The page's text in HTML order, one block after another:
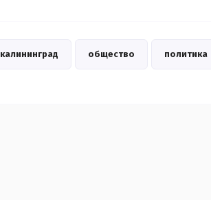
калининград общество политика